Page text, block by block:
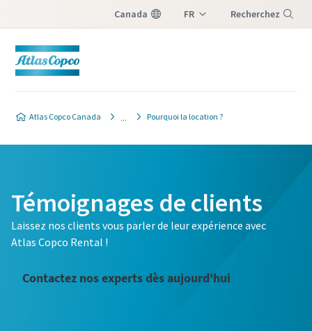
Canada FR Recherchez
Atlas Copco Canada Pourquoi la location ?
Témoignages de clients
Laissez nos clients vous parler de leur expérience avec
Atlas Copco Rental !
Contactez nos experts dès aujourd'hui